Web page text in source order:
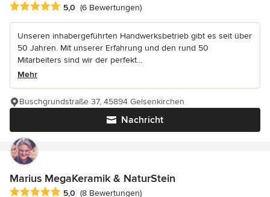
Durchschnittliche Bewertung: 5 von 5 Sternen
5,0 (6 Bewertungen)
Unseren inhabergeführten Handwerksbetrieb gibt es seit über
50 Jahren. Mit unserer Erfahrung und den rund 50
Mitarbeiters sind wir der perfekt...
Mehr
Nachricht
Buschgrundstraße 37, 45894 Gelsenkirchen
Marius MegaKeramik & NaturStein
Durchschnittliche Bewertung: 5 von 5 Sternen
5,0 (8 Bewertungen)